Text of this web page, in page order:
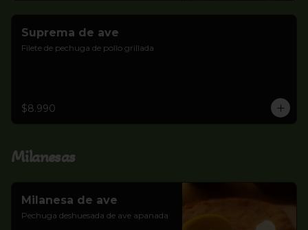
Suprema de ave
Filete de pechuga de pollo grillada
$8.990
Milanesas
Milanesa de ave
Pechuga deshuesada de ave apanada